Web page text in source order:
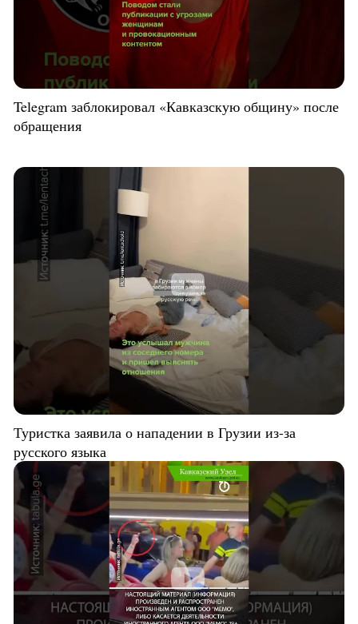
Telegram заблокировал «Кавказскую общину» после
обращения
Туристка заявила о нападении в Грузии из-за
русского языка